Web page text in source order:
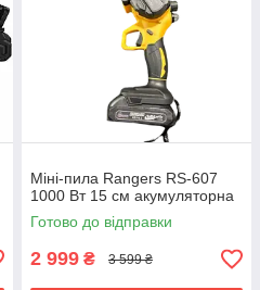
Міні-пила Rangers RS-607
1000 Вт 15 см акумуляторна
Готово до відправки
2 999 ₴ 3 599 ₴